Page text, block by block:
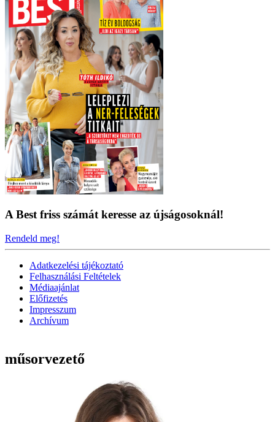
A Best friss számát keresse az újságosoknál!
Rendeld meg!
Adatkezelési tájékoztató
Felhasználási Feltételek
Médiaajánlat
Előfizetés
Impresszum
Archívum
műsorvezető